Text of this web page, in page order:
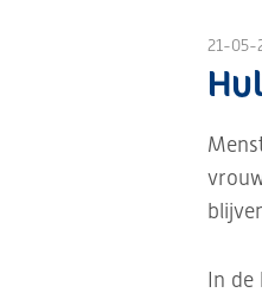
21-05-
In de